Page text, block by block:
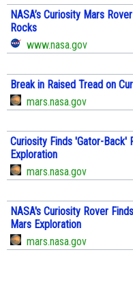
NASA’s Curiosity Mars
Rocks
www.nasa.gov
Break in Raised Tread on
mars.nasa.gov
Curiosity Finds 'Gator-Back'
Exploration
mars.nasa.gov
NASA's Curiosity Rover
Mars Exploration
mars.nasa.gov